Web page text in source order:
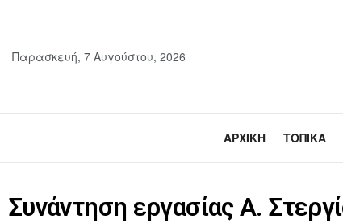
Παρασκευή, 7 Αυγούστου, 2026
ΑΡΧΙΚΉ ΤΟΠΙΚΆ
Συνάντηση εργασίας Α.